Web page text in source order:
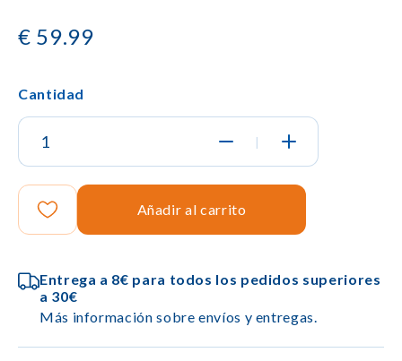
€ 59.99
Cantidad
|
Añadir al carrito
Entrega a 8€ para todos los pedidos superiores
a 30€
Más información sobre envíos y entregas.